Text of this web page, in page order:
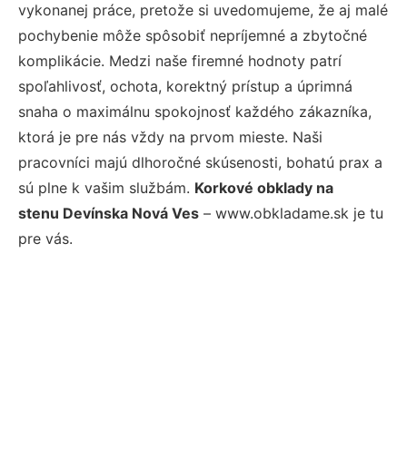
vykonanej práce, pretože si uvedomujeme, že aj malé
pochybenie môže spôsobiť nepríjemné a zbytočné
komplikácie. Medzi naše firemné hodnoty patrí
spoľahlivosť, ochota, korektný prístup a úprimná
snaha o maximálnu spokojnosť každého zákazníka,
ktorá je pre nás vždy na prvom mieste. Naši
pracovníci majú dlhoročné skúsenosti, bohatú prax a
sú plne k vašim službám. Korkové obklady na
stenu Devínska Nová Ves – www.obkladame.sk je tu
pre vás.